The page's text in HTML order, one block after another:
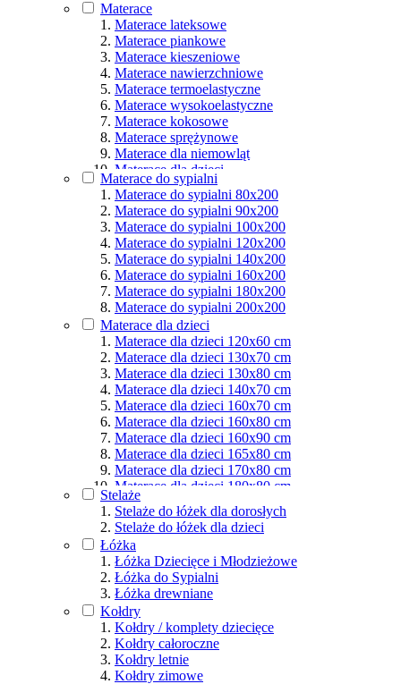
Materace
Materace lateksowe
Materace piankowe
Materace kieszeniowe
Materace nawierzchniowe
Materace termoelastyczne
Materace wysokoelastyczne
Materace kokosowe
Materace sprężynowe
Materace dla niemowląt
Materace dla dzieci
Materace hybrydowe
Materace naturalne
Materace ortopedyczne
Materace multipocket
Materace premium
Materace dla seniorów
Materace dla par
Materace dla alergików
Materace dla osób aktywnych
Podział wg rozmiarów
Materace do sypialni
Materace do sypialni 80x200
Materace do sypialni 90x200
Materace do sypialni 100x200
Materace do sypialni 120x200
Materace do sypialni 140x200
Materace do sypialni 160x200
Materace do sypialni 180x200
Materace do sypialni 200x200
Materace dla dzieci
Materace dla dzieci 120x60 cm
Materace dla dzieci 130x70 cm
Materace dla dzieci 130x80 cm
Materace dla dzieci 140x70 cm
Materace dla dzieci 160x70 cm
Materace dla dzieci 160x80 cm
Materace dla dzieci 160x90 cm
Materace dla dzieci 165x80 cm
Materace dla dzieci 170x80 cm
Materace dla dzieci 180x80 cm
Materace dla dzieci 180x90 cm
Materace dla dzieci 190x80 cm
Materace dla dzieci 190x90 cm
Materace dla dzieci 200x80 cm
Materace dla dzieci 200x90 cm
Materace dla dzieci 200x100 cm
Materace dla dzieci 200x120 cm
Materace dla dzieci 200x140 cm
Materace dla dzieci 200x160 cm
Materace dla dzieci 200x180 cm
Materace dla dzieci 200x200 cm
Stelaże
Stelaże do łóżek dla dorosłych
Stelaże do łóżek dla dzieci
Łóżka
Łóżka Dziecięce i Młodzieżowe
Łóżka do Sypialni
Łóżka drewniane
Kołdry
Kołdry / komplety dziecięce
Kołdry całoroczne
Kołdry letnie
Kołdry zimowe